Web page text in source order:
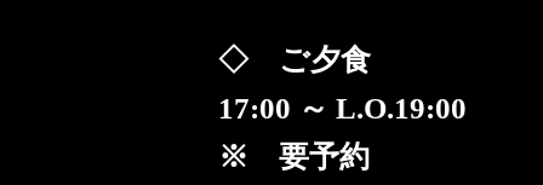
◇ ご夕食
17:00 ～ L.O.19:00
※ 要予約